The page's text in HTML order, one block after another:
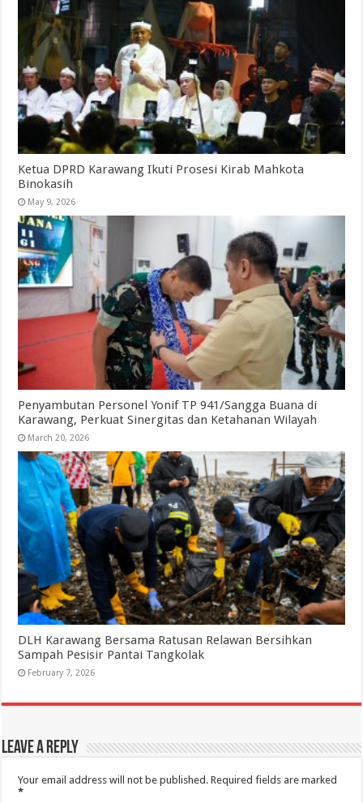
Ketua DPRD Karawang Ikuti Prosesi Kirab Mahkota
Binokasih
May 9, 2026
Penyambutan Personel Yonif TP 941/Sangga Buana di
Karawang, Perkuat Sinergitas dan Ketahanan Wilayah
March 20, 2026
DLH Karawang Bersama Ratusan Relawan Bersihkan
Sampah Pesisir Pantai Tangkolak
February 7, 2026
Leave a Reply
Your email address will not be published. Required fields are marked
*